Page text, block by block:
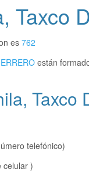
Taxco
es 762
están
Taxco
telefónico)
celular )